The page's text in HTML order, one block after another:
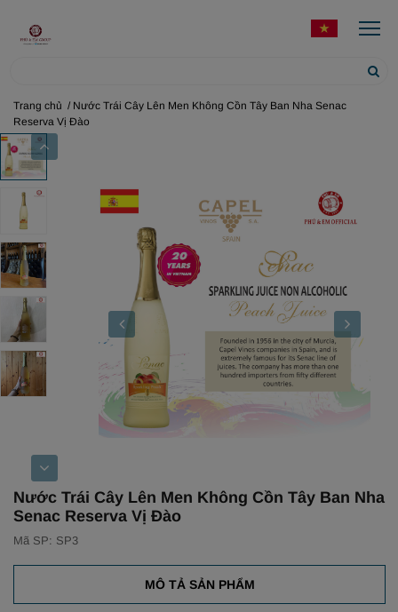
Trang chủ / Nước Trái Cây Lên Men Không Cồn Tây Ban Nha Senac
Reserva Vị Đào
Nước Trái Cây Lên Men Không Cồn Tây Ban Nha
Senac Reserva Vị Đào
Mã SP: SP3
MÔ TẢ SẢN PHẨM